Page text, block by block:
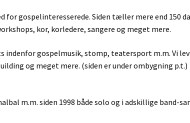
for gospelinteresserede. Siden tæller mere end 150
kor, korledere, sangere og meget mere.
indenfor gospelmusik, stomp, teatersport m.m. Vi
og meget mere. (siden er under ombygning p.t.)
m.m. siden 1998 både solo og i adskillige band-